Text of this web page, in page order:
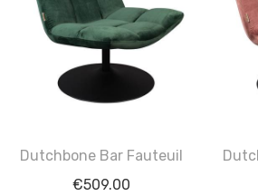
Dutchbone Bar Fauteuil
€509.00